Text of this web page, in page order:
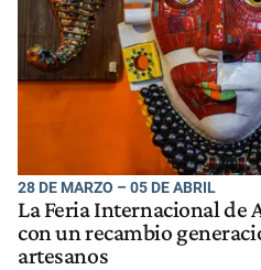
28 DE MARZO – 05 DE ABRIL
La Feria Internacional de
con un recambio
artesanos